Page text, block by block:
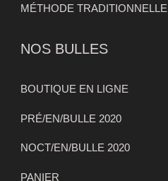
MÉTHODE TRADITIONNELLE
NOS BULLES
BOUTIQUE EN LIGNE
PRÉ/EN/BULLE 2020
NOCT/EN/BULLE 2020
PANIER